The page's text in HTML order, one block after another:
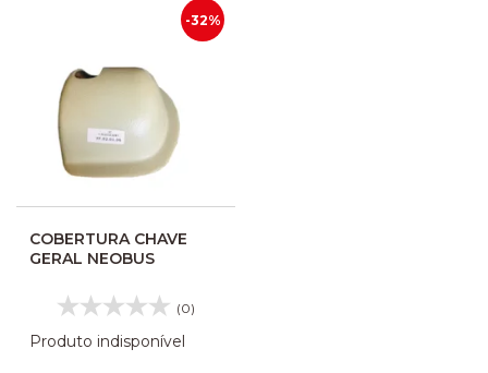
-32%
COBERTURA CHAVE
GERAL NEOBUS
(0)
Produto indisponível